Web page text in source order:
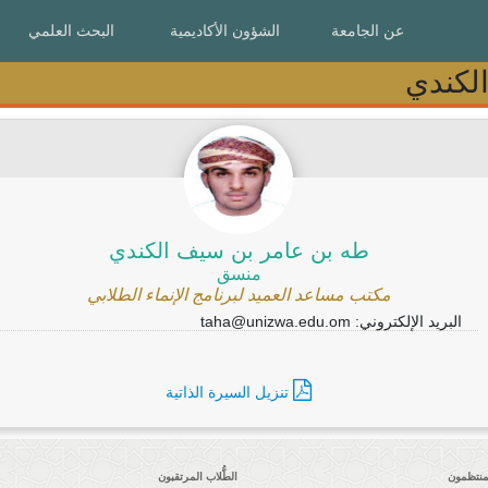
عن الجامعة الشؤون الأكاديمية البحث العلمي عن الجامعة الشؤون الأكاديمية البحث العلمي
طه بن عامر بن سيف الكندي
منسق
مكتب مساعد العميد لبرنامج الإنماء الطلابي
البريد الإلكتروني: taha@unizwa.edu.om
تنزيل السيرة الذاتية
الطُّلاب المرتقبون